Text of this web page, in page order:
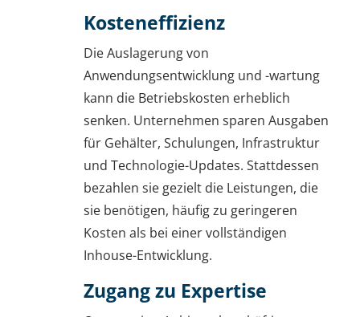
Kosteneffizienz
Die Auslagerung von
Anwendungsentwicklung und -wartung
kann die Betriebskosten erheblich
senken. Unternehmen sparen Ausgaben
für Gehälter, Schulungen, Infrastruktur
und Technologie-Updates. Stattdessen
bezahlen sie gezielt die Leistungen, die
sie benötigen, häufig zu geringeren
Kosten als bei einer vollständigen
Inhouse-Entwicklung.
Zugang zu Expertise